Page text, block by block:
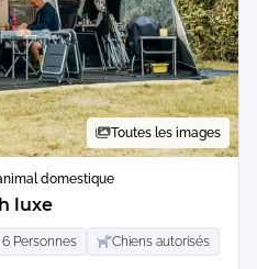
Toutes les images
domestique
luxe
6 Personnes Chiens autorisés